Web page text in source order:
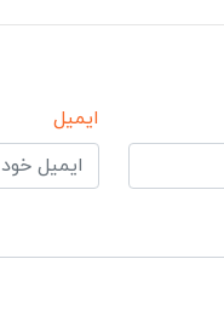
ایمیل